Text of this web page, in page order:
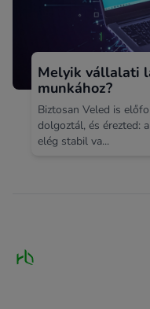
Melyik vállalati
munkához?
Biztosan Veled is
dolgoztál, és érezted:
elég stabil va...